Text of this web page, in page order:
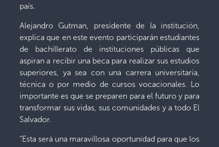
país.
Alejandro Gutman, presidente de la institución,
explica que en este evento participarán estudiantes
de bachillerato de instituciones públicas que
aspiran a recibir una beca para realizar sus estudios
superiores, ya sea con una carrera universitaria,
técnica o por medio de cursos vocacionales. Lo
importante es que se preparen para el futuro y para
transformar sus vidas, sus comunidades y a todo El
Salvador.
“Esta será una maravillosa oportunidad para que los